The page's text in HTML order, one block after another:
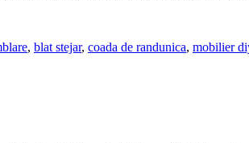
, blat stejar, coada de randunica, mobilier